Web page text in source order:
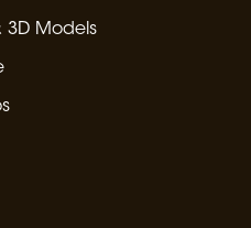
3D Models